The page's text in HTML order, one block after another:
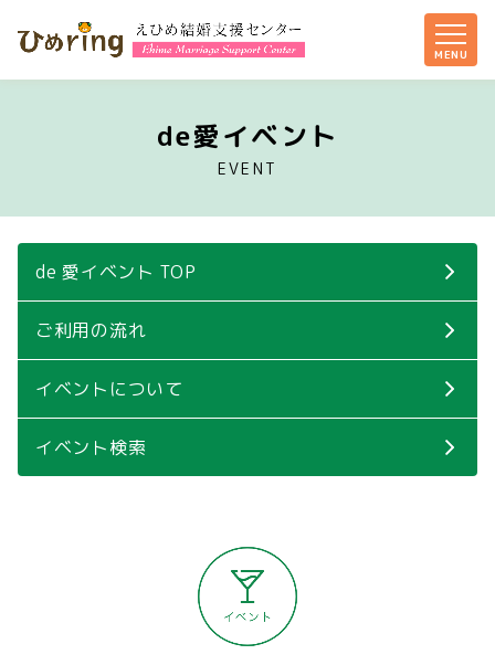
de愛イベント
EVENT
de 愛イベント TOP
ご利用の流れ
イベントについて
イベント検索